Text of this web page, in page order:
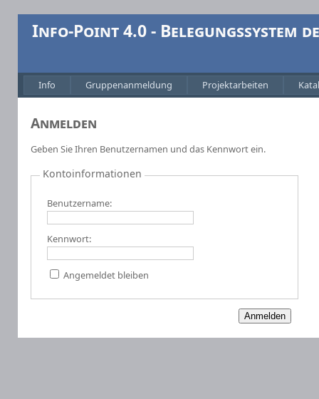
Info-Point 4.0 - Belegungssystem
Info Gruppenanmeldung Projektarbeiten
Anmelden
Geben Sie Ihren Benutzernamen und das Kennwort ein.
Kontoinformationen
Benutzername:
Kennwort:
Angemeldet bleiben